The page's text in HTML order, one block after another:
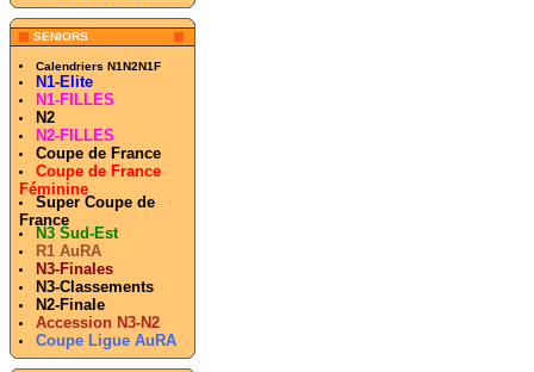
SENIORS
Calendriers N1N2N1F
N1-Elite
N1-FILLES
N2
N2-FILLES
Coupe de France
Coupe de France
Féminine
Super Coupe de
France
N3 Sud-Est
R1 AuRA
N3-Finales
N3-Classements
N2-Finale
Accession N3-N2
Coupe Ligue AuRA